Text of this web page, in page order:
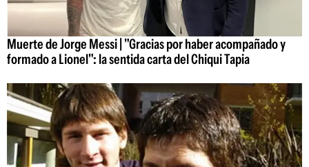
Muerte de Jorge Messi | "Gracias por haber acompañado y
formado a Lionel": la sentida carta del Chiqui Tapia